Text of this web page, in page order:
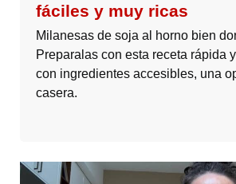
fáciles y muy ricas
Milanesas de soja al horno bien
Preparalas con esta receta rápida
con ingredientes accesibles, una
casera.